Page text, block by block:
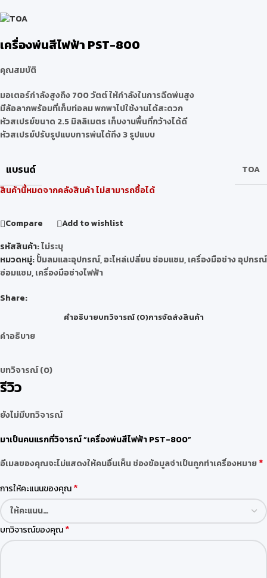
เครื่องพ่นสีไฟฟ้า PST-800
คุณสมบัติ
มอเตอร์กำลังสูงถึง 700 วัตต์ ให้กำลังในการฉีดพ่นสูง
มีล้อลากพร้อมที่เก็บท่อลม พกพาไปใช้งานได้สะดวก
หัวสเปรย์ขนาด 2.5 มิลลิเมตร เก็บงานพื้นที่กว้างได้ดี
หัวสเปรย์ปรับรูปแบบการพ่นได้ถึง 3 รูปแบบ
แบรนด์
TOA
สินค้านี้หมดจากคลังสินค้า ไม่สามารถซื้อได้
Compare
Add to wishlist
รหัสสินค้า:ไม่ระบุ
หมวดหมู่:ปั้มลมและอุปกรณ์,อะไหล่เปลี่ยน ซ่อมแซม,เครื่องมือช่าง อุปกรณ์
ซ่อมแซม,เครื่องมือช่างไฟฟ้า
Share:
คำอธิบายบทวิจารณ์ (0)การจัดส่งสินค้า
คำอธิบาย
บทวิจารณ์ (0)
รีวิว
ยังไม่มีบทวิจารณ์
มาเป็นคนแรกที่วิจารณ์ “เครื่องพ่นสีไฟฟ้า PST-800”
อีเมลของคุณจะไม่แสดงให้คนอื่นเห็นช่องข้อมูลจำเป็นถูกทำเครื่องหมาย*
การให้คะแนนของคุณ*
บทวิจารณ์ของคุณ*